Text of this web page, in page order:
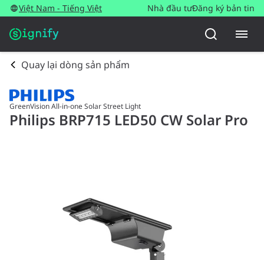
Việt Nam - Tiếng Việt Nhà đầu tưĐăng ký bản tin
Quay lại dòng sản phẩm
GreenVision All-in-one Solar Street Light
Philips BRP715 LED50 CW Solar Pro